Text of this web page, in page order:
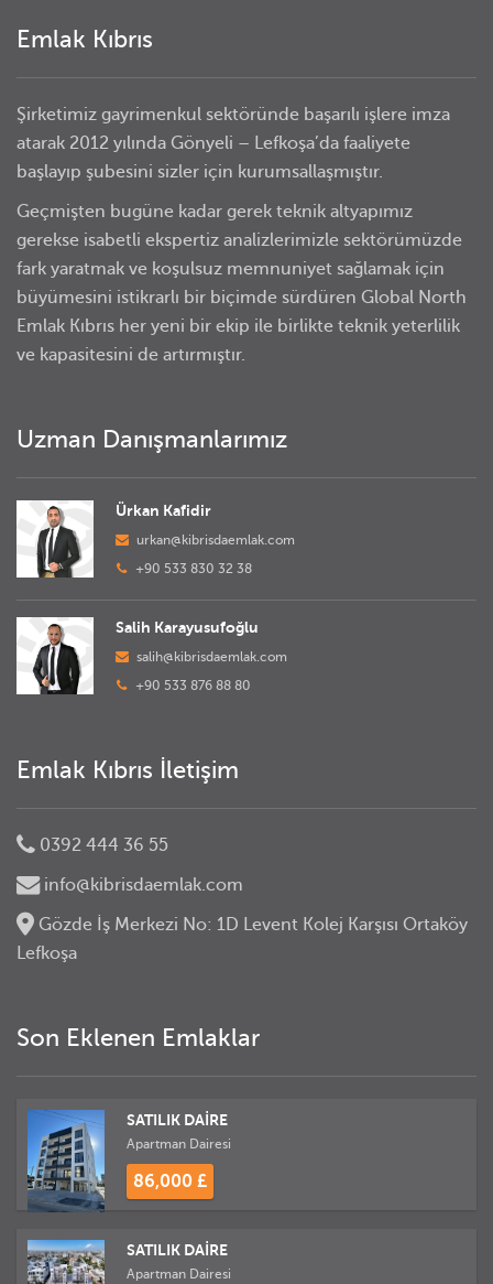
Emlak Kıbrıs
Şirketimiz gayrimenkul sektöründe başarılı işlere imza
atarak 2012 yılında Gönyeli – Lefkoşa’da faaliyete
başlayıp şubesini sizler için kurumsallaşmıştır.
Geçmişten bugüne kadar gerek teknik altyapımız
gerekse isabetli ekspertiz analizlerimizle sektörümüzde
fark yaratmak ve koşulsuz memnuniyet sağlamak için
büyümesini istikrarlı bir biçimde sürdüren Global North
Emlak Kıbrıs her yeni bir ekip ile birlikte teknik yeterlilik
ve kapasitesini de artırmıştır.
Uzman Danışmanlarımız
Ürkan Kafidir
urkan@kibrisdaemlak.com
+90 533 830 32 38
Salih Karayusufoğlu
salih@kibrisdaemlak.com
+90 533 876 88 80
Emlak Kıbrıs İletişim
0392 444 36 55
info@kibrisdaemlak.com
Gözde İş Merkezi No: 1D Levent Kolej Karşısı Ortaköy
Lefkoşa
Son Eklenen Emlaklar
SATILIK DAİRE
Apartman Dairesi
86,000 £
SATILIK DAİRE
Apartman Dairesi